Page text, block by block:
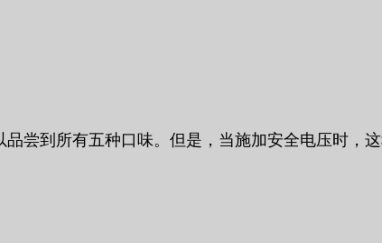
尝到所有五种口味。但是，当施加安全电压时，